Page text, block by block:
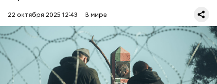
22 октября 2025 12:43 В мире